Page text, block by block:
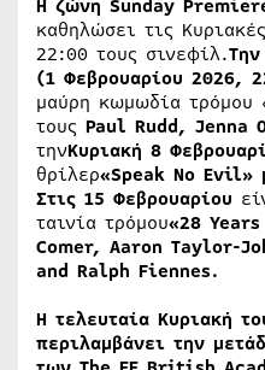
Η ζώνη Sunday
καθηλώσει τις
22:00 τους σινεφίλ.
(1 Φεβρουαρίου 2026,
μαύρη κωμωδία τρόμου
τους Paul Rudd, Jenna
τηνΚυριακή 8
θρίλερ«Speak No Evil»
Στις 15 Φεβρουαρίου
ταινία τρόμου«28
Comer, Aaron Taylor-
and Ralph Fiennes.
Η τελευταία Κυριακή
περιλαμβάνει την